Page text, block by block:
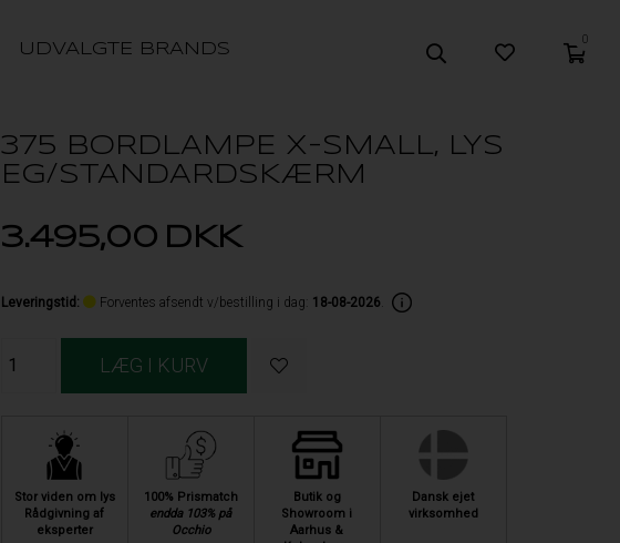
UDVALGTE BRANDS
0
375 BORDLAMPE X-SMALL, LYS
EG/STANDARDSKÆRM
3.495,00 DKK
Leveringstid : Forventes afsendt v/bestilling i dag: 18-08-2026
Stor viden om lys
Rådgivning af
eksperter
100% Prismatch
endda 103% på
Occhio
Butik og
Showroom i
Aarhus &
Dansk ejet
virksomhed